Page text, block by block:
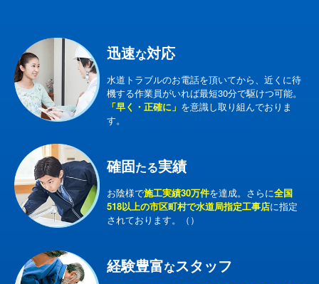
迅速な対応
水道トラブルのお電話を頂いてから、近くに待
機する作業員がいれば最短30分で駆けつ可能。
「早く・正確に」 を意識し取り組んでおりま
す。
確固たる実績
お陰様で施工実績30万件を達成。さらに全国
518以上の市区町村で水道局指定工事店に指定
されております。（）
経験豊富なスタッフ